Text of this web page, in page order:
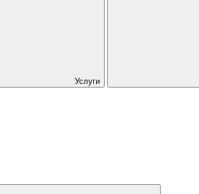
Услуги